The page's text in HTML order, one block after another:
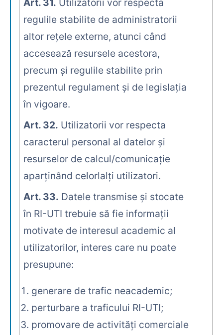
Art. 31. Utilizatorii vor respecta
regulile stabilite de administratorii
altor reţele externe, atunci când
accesează resursele acestora,
precum şi regulile stabilite prin
prezentul regulament şi de legislaţia
în vigoare.
Art. 32. Utilizatorii vor respecta
caracterul personal al datelor şi
resurselor de calcul/comunicaţie
aparţinând celorlalţi utilizatori.
Art. 33. Datele transmise şi stocate
în RI-UTI trebuie să fie informaţii
motivate de interesul academic al
utilizatorilor, interes care nu poate
presupune:
generare de trafic neacademic;
perturbare a traficului RI-UTI;
promovare de activităţi comerciale